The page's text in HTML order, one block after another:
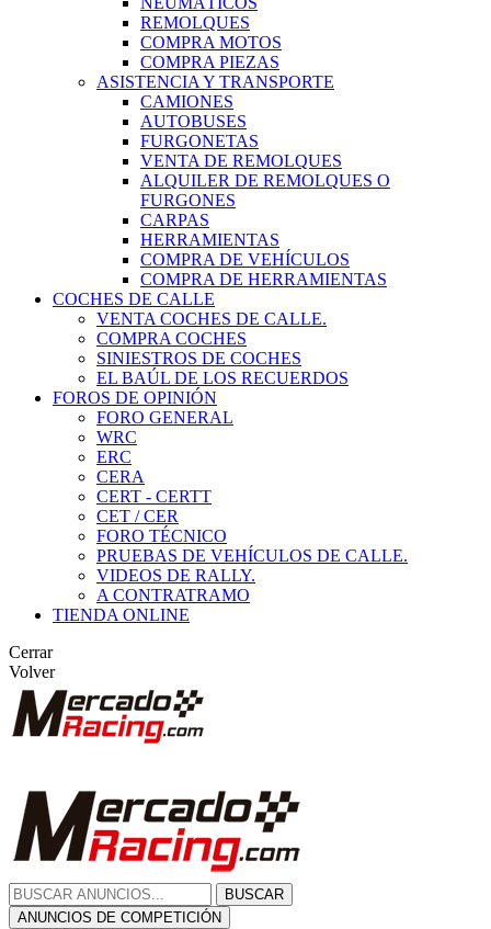
REMOLQUES
COMPRA MOTOS
COMPRA PIEZAS
ASISTENCIA Y TRANSPORTE
CAMIONES
AUTOBUSES
FURGONETAS
VENTA DE REMOLQUES
ALQUILER DE REMOLQUES O
FURGONES
CARPAS
HERRAMIENTAS
COMPRA DE VEHÍCULOS
COMPRA DE HERRAMIENTAS
COCHES DE CALLE
VENTA COCHES DE CALLE.
COMPRA COCHES
SINIESTROS DE COCHES
EL BAÚL DE LOS RECUERDOS
FOROS DE OPINIÓN
FORO GENERAL
WRC
ERC
CERA
CERT - CERTT
CET / CER
FORO TÉCNICO
PRUEBAS DE VEHÍCULOS DE CALLE.
VIDEOS DE RALLY.
A CONTRATRAMO
TIENDA ONLINE
Cerrar
Volver
BUSCAR
ANUNCIOS DE COMPETICIÓN